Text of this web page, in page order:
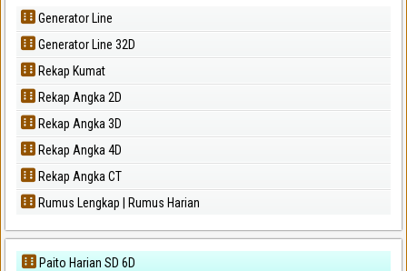
Generator Line
Generator Line 32D
Rekap Kumat
Rekap Angka 2D
Rekap Angka 3D
Rekap Angka 4D
Rekap Angka CT
Rumus Lengkap | Rumus Harian
Paito Harian SD 6D